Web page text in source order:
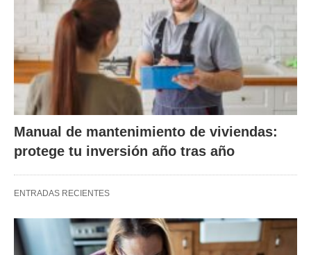
Manual de mantenimiento de viviendas:
protege tu inversión año tras año
ENTRADAS RECIENTES